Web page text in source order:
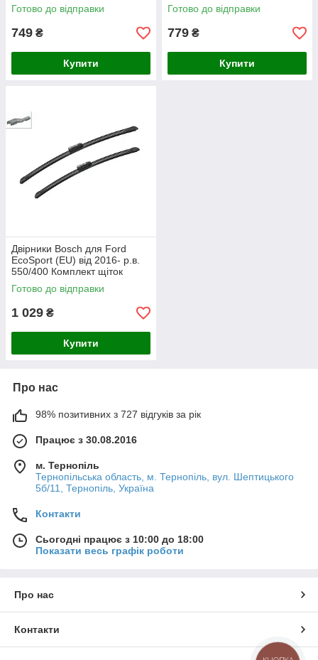
склоочисника безкаркасних 2
шт.
Готово до відправки
749 ₴
Купити
комплект склоочисників (2
шт)
Готово до відправки
779 ₴
Купити
Двірники Bosch для Ford
EcoSport (EU) від 2016- р.в.
550/400 Комплект щіток
склоочисника Aerotwin
безкаркасних
Готово до відправки
1 029 ₴
Купити
Про нас
98% позитивних з 727 відгуків за рік
Працює з 30.08.2016
м. Тернопіль
Тернопільська область, м. Тернопіль, вул. Шептицького
5б/11, Тернопіль, Україна
Контакти
Сьогодні працює з 10:00 до 18:00
Показати весь графік роботи
Про нас
Контакти